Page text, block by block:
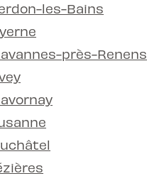
les-Bains
près-Renens